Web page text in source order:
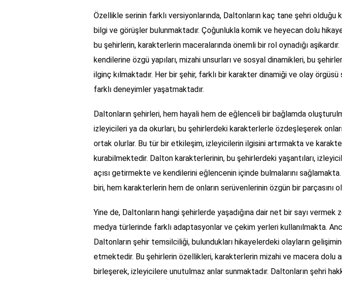
Özellikle serinin farklı versiyonlarında, Daltonların kaç tane şehri olduğu
bilgi ve görüşler bulunmaktadır. Çoğunlukla komik ve heyecan dolu
bu şehirlerin, karakterlerin maceralarında önemli bir rol oynadığı
kendilerine özgü yapıları, mizahi unsurları ve sosyal dinamikleri, bu
ilginç kılmaktadır. Her bir şehir, farklı bir karakter dinamiği ve olay
farklı deneyimler yaşatmaktadır.
Daltonların şehirleri, hem hayali hem de eğlenceli bir bağlamda
izleyicileri ya da okurları, bu şehirlerdeki karakterlerle özdeşleşerek
ortak olurlar. Bu tür bir etkileşim, izleyicilerin ilgisini artırmakta ve
kurabilmektedir. Dalton karakterlerinin, bu şehirlerdeki yaşantıları,
açısı getirmekte ve kendilerini eğlencenin içinde bulmalarını
biri, hem karakterlerin hem de onların serüvenlerinin özgün bir parçasını
Yine de, Daltonların hangi şehirlerde yaşadığına dair net bir sayı vermek
medya türlerinde farklı adaptasyonlar ve çekim yerleri kullanılmakta.
Daltonların şehir temsilciliği, bulundukları hikayelerdeki olayların
etmektedir. Bu şehirlerin özellikleri, karakterlerin mizahi ve macera dolu
birleşerek, izleyicilere unutulmaz anlar sunmaktadır. Daltonların şehri